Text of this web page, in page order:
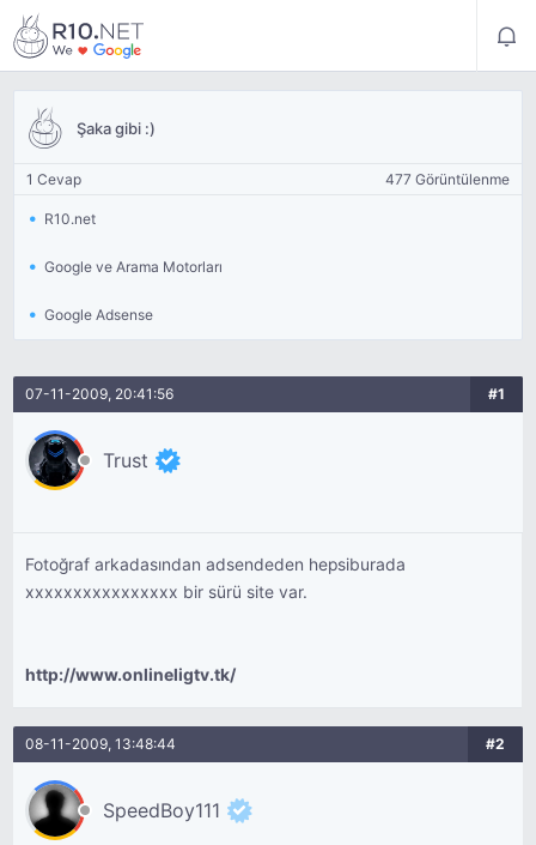
Şaka gibi :)
1 Cevap 477 Görüntülenme
R10.net
Google ve Arama Motorları
Google Adsense
07-11-2009, 20:41:56 #1
Trust
Fotoğraf arkadasından adsendeden hepsiburada
xxxxxxxxxxxxxxxx bir sürü site var.
http://www.onlineligtv.tk/
08-11-2009, 13:48:44 #2
SpeedBoy111